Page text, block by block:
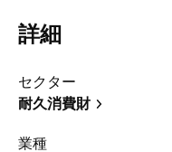
詳細
セクター
耐久消費財
業種